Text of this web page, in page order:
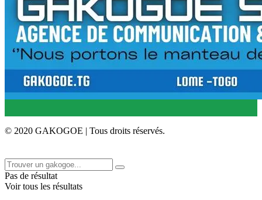
© 2020 GAKOGOE | Tous droits réservés.
Pas de résultat
Voir tous les résultats